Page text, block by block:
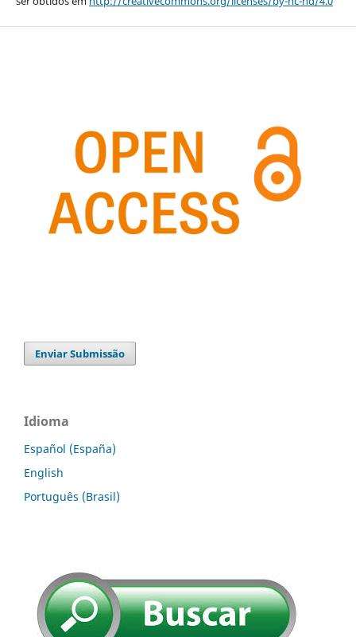
Enviar Submissão
Idioma
Español (España)
English
Português (Brasil)